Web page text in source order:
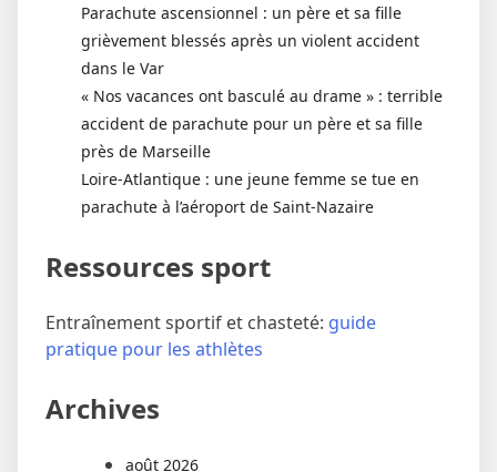
Parachute ascensionnel : un père et sa fille
grièvement blessés après un violent accident
dans le Var
« Nos vacances ont basculé au drame » : terrible
accident de parachute pour un père et sa fille
près de Marseille
Loire-Atlantique : une jeune femme se tue en
parachute à l’aéroport de Saint-Nazaire
Ressources sport
Entraînement sportif et chasteté: guide
pratique pour les athlètes
Archives
août 2026